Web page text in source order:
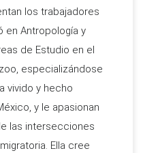
los trabajadores
en Antropología y
de Estudio en el
especializándose
vivido y hecho
y le apasionan
las intersecciones
Ella cree